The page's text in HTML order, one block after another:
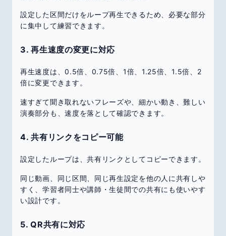
設定した区間だけをループ再生できるため、必要な部分
に集中して練習できます。
3. 再生速度の変更に対応
再生速度は、0.5倍、0.75倍、1倍、1.25倍、1.5倍、2
倍に変更できます。
速すぎて聞き取れないフレーズや、細かい動き、難しい
演奏部分も、速度を落として確認できます。
4. 共有リンクをコピー可能
設定したループは、共有リンクとしてコピーできます。
同じ動画、同じ区間、同じ再生設定を他の人に共有しや
すく、学習者同士や講師・生徒間での共有にも使いやす
い設計です。
5. QR共有に対応